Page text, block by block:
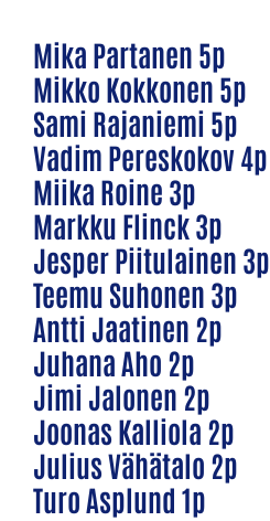
Mika Partanen 5p
Mikko Kokkonen 5p
Sami Rajaniemi 5p
Vadim Pereskokov 4p
Miika Roine 3p
Markku Flinck 3p
Jesper Piitulainen 3p
Teemu Suhonen 3p
Antti Jaatinen 2p
Juhana Aho 2p
Jimi Jalonen 2p
Joonas Kalliola 2p
Julius Vähätalo 2p
Turo Asplund 1p